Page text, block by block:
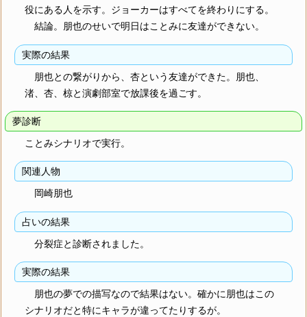
役にある人を示す。ジョーカーはすべてを終わりにする。
結論。朋也のせいで明日はことみに友達ができない。
実際の結果
朋也との繋がりから、杏という友達ができた。朋也、
渚、杏、椋と演劇部室で放課後を過ごす。
夢診断
ことみシナリオで実行。
関連人物
岡崎朋也
占いの結果
分裂症と診断されました。
実際の結果
朋也の夢での描写なので結果はない。確かに朋也はこの
シナリオだと特にキャラが違ってたりするが。